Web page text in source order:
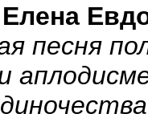
Елена
песня